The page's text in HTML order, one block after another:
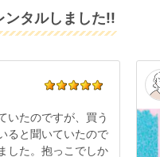
め、小さなキズや使用
なキズ、シミなどのリ
もご確認ください。
品発送前であれば変更
ンタルしました!!
いたのですが、買う
ると聞いていたので
した。抱っこでしか